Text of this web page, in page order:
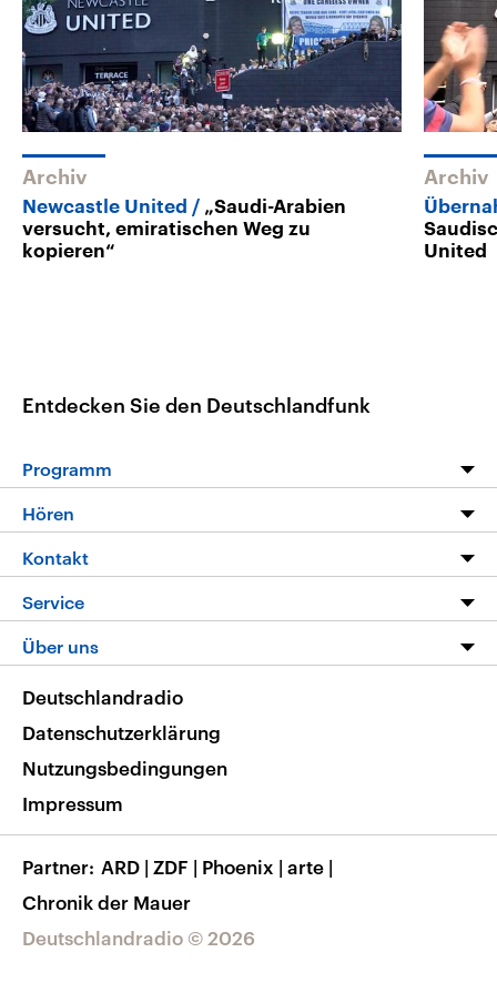
Archiv
Newcastle United
„Saudi-Arabien
versucht, emiratischen Weg zu
kopieren“
Archiv
United
Entdecken Sie den Deutschlandfunk
Programm
Programm
Die Nachrichten
Nachrichtenleicht
Neue Beiträge auf dlf.de
Hören
Livestream
Podcasts
Deutschlandfunk App
Nachrichten App
Frequenzen
Kontakt
Hörerservice
Service
FAQ
Veranstaltungen
Musikliste
RSS
Über uns
Barrierefreiheit
Deutschlandradio © 2026
Deutschlandradio
Datenschutzerklärung
Nutzungsbedingungen
Impressum
Partner ARD | ZDF | Phoenix | arte |
Chronik der Mauer